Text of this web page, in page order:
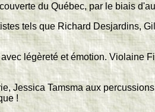
du Québec, par le biais
tels que Richard Desjardins,
légèreté et émotion. Violaine
Jessica Tamsma aux
!